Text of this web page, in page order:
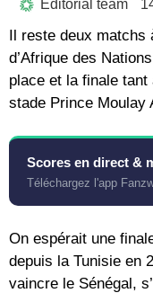
Editorial team
Il reste deux matchs
d’Afrique des
place et la finale
stade Prince Moulay
Scores en direct &
Téléchargez l'app
On espérait une
depuis la Tunisie en
vaincre le Sénégal,